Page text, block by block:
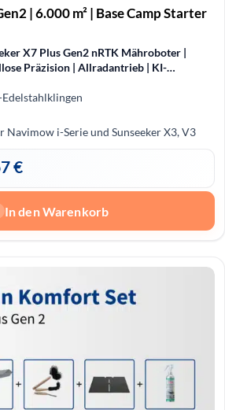
| 6.000 m² | Base Camp Starter
X7 Plus Gen2 nRTK Mähroboter |
Präzision | Allradantrieb | KI-
Navimow i-Serie und Sunseeker X3, V3
€
In den Warenkorb